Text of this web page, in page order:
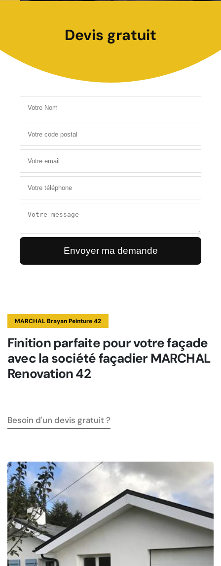
Devis gratuit
MARCHAL Brayan Peinture 42
Finition parfaite pour votre façade
avec la société façadier MARCHAL
Renovation 42
Besoin d'un devis gratuit ?